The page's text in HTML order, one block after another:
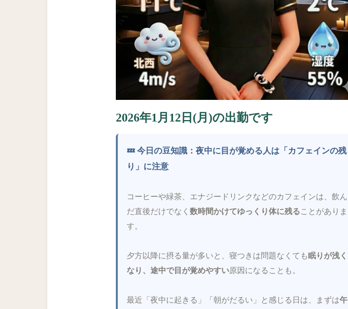
2026年1月12日(月)の出勤です
💤 今日の豆知識：夜中に目が覚める人は「カフェインの残
り」に注意
コーヒーや緑茶、エナジードリンクなどのカフェインは、飲ん
だ直後だけでなく 数時間かけてゆっくり体に残ることがありま
す。
夕方以降に摂る量が多いと、寝つきは問題なくても眠りが浅く
なり、途中で目が覚めやすい原因になることも。
最近「夜中に起きる」「朝がだるい」と感じる日は、まずは午